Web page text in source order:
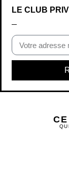
LE CLUB